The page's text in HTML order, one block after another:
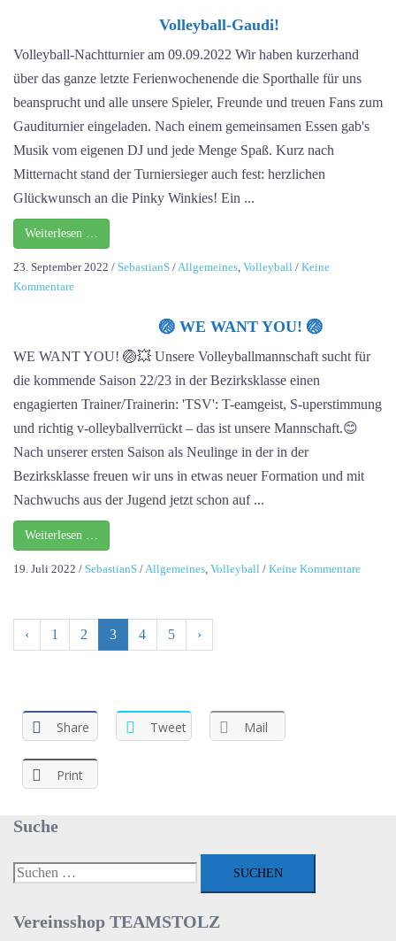
vollem
Erfolg!
Volleyball-Gaudi!
Volleyball-Nachtturnier am 09.09.2022 Wir haben kurzerhand
über das ganze letzte Ferienwochenende die Sporthalle für uns
beansprucht und alle unsere Spieler, Freunde und treuen Fans zum
Gauditurnier eingeladen. Nach einem gemeinsamen Essen gab's
Musik vom eigenen DJ und jede Menge Spaß. Kurz nach
Mitternacht stand der Turniersieger auch fest: herzlichen
Glückwunsch an die Pinky Winkies! Ein ...
Weiterlesen …
23. September 2022 / SebastianS /Allgemeines, Volleyball / Keine
Kommentarezu
🏐 WE WANT YOU! 🏐
WE WANT YOU! 🏐💥 Unsere Volleyballmannschaft sucht für
die kommende Saison 22/23 in der Bezirksklasse einen
engagierten Trainer/Trainerin: 'TSV': T-eamgeist, S-uperstimmung
und richtig v-olleyballverrückt – das ist unsere Mannschaft.😊
Nach unserer ersten Saison als Neulinge in der in der
Bezirksklasse freuen wir uns in etwas neuer Formation und mit
Nachwuchs aus der Jugend jetzt schon auf ...
Weiterlesen …
19. Juli 2022 / SebastianS /Allgemeines, Volleyball / Keine Kommentarezu
‹ 1 2 3 4 5 ›
Share Tweet Mail
Print
Suche
Suchen
Vereinsshop TEAMSTOLZ